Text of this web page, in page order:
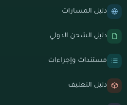
دليل المسارات
دليل الشحن الدولي
مستندات وإجراءات
دليل التغليف